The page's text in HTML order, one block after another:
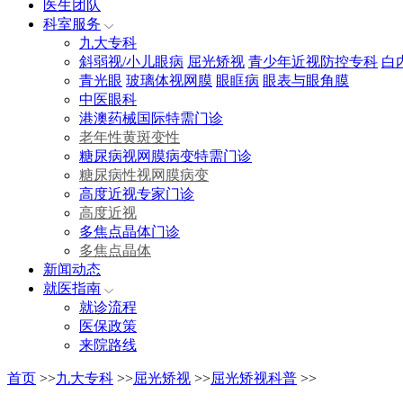
医生团队
科室服务
九大专科
斜弱视/小儿眼病 屈光矫视 青少年近视防控专科 白
青光眼 玻璃体视网膜 眼眶病 眼表与眼角膜
中医眼科
港澳药械国际特需门诊
老年性黄斑变性
糖尿病视网膜病变特需门诊
糖尿病性视网膜病变
高度近视专家门诊
高度近视
多焦点晶体门诊
多焦点晶体
新闻动态
就医指南
就诊流程
医保政策
来院路线
首页 >>九大专科 >>屈光矫视 >>屈光矫视科普 >>